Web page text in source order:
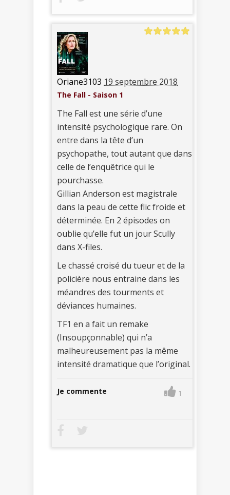
Oriane3103 19 septembre 2018
The Fall - Saison 1
The Fall est une série d’une
intensité psychologique rare. On
entre dans la tête d’un
psychopathe, tout autant que dans
celle de l’enquêtrice qui le
pourchasse.
Gillian Anderson est magistrale
dans la peau de cette flic froide et
déterminée. En 2 épisodes on
oublie qu’elle fut un jour Scully
dans X-files.
Le chassé croisé du tueur et de la
policière nous entraine dans les
méandres des tourments et
déviances humaines.
TF1 en a fait un remake
(Insoupçonnable) qui n’a
malheureusement pas la même
intensité dramatique que l’original.
Je commente 1